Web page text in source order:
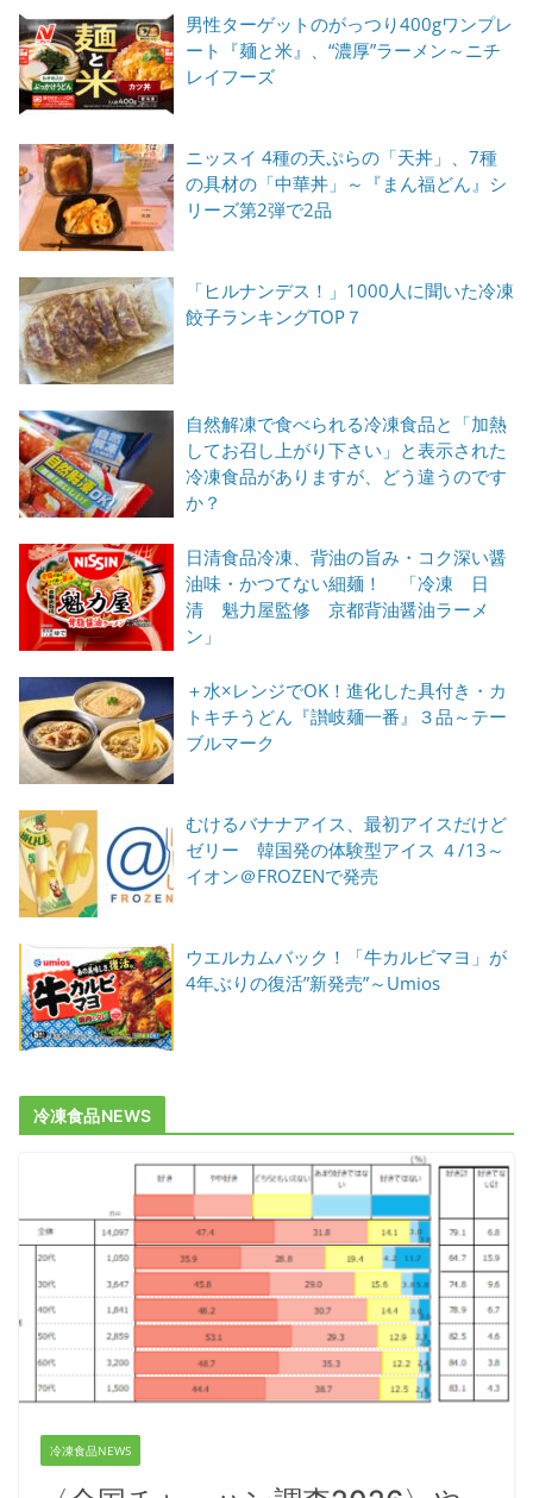
男性ターゲットのがっつり400gワンプレ
ート『麺と米』、“濃厚”ラーメン～ニチ
レイフーズ
ニッスイ 4種の天ぷらの「天丼」、7種
の具材の「中華丼」～『まん福どん』シ
リーズ第2弾で2品
「ヒルナンデス！」1000人に聞いた冷凍
餃子ランキングTOP７
自然解凍で食べられる冷凍食品と「加熱
してお召し上がり下さい」と表示された
冷凍食品がありますが、どう違うのです
か？
日清食品冷凍、背油の旨み・コク深い醤
油味・かつてない細麺！ 「冷凍 日
清 魁力屋監修 京都背油醤油ラーメ
ン」
＋水×レンジでOK！進化した具付き・カ
トキチうどん『讃岐麺一番』３品～テー
ブルマーク
むけるバナナアイス、最初アイスだけど
ゼリー 韓国発の体験型アイス ４/13～
イオン＠FROZENで発売
ウエルカムバック！「牛カルビマヨ」が
4年ぶりの復活”新発売”～Umios
冷凍食品NEWS
冷凍食品NEWS